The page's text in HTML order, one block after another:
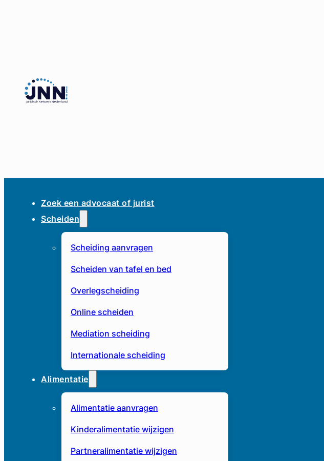
Zoek een advocaat of jurist
Scheiden
Scheiding aanvragen
Scheiden van tafel en bed
Overlegscheiding
Online scheiden
Mediation scheiding
Internationale scheiding
Alimentatie
Alimentatie aanvragen
Kinderalimentatie wijzigen
Partneralimentatie wijzigen